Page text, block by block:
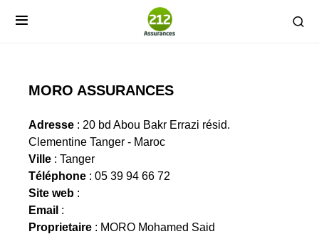
MORO ASSURANCES
Adresse : 20 bd Abou Bakr Errazi résid.
Clementine Tanger - Maroc
Ville : Tanger
Téléphone : 05 39 94 66 72
Site web :
Email :
Proprietaire : MORO Mohamed Said